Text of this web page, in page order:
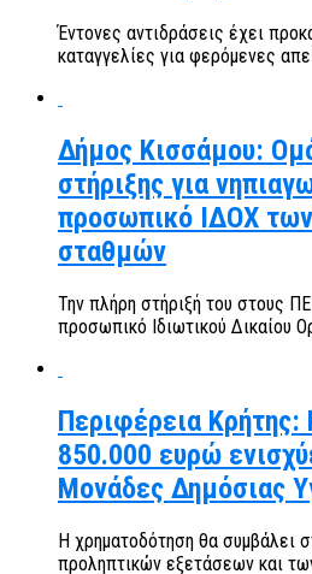
Έντονες αντιδράσεις έχει
καταγγελίες για φερόμενες
Δήμος Κισσάμου:
στήριξης για
προσωπικό ΙΔΟΧ
σταθμών
Την πλήρη στήριξή του στους
προσωπικό Ιδιωτικού Δικαίου
Περιφέρεια Κρήτης:
850.000 ευρώ
Μονάδες Δημόσιας
Η χρηματοδότηση θα συμβάλει
προληπτικών εξετάσεων και